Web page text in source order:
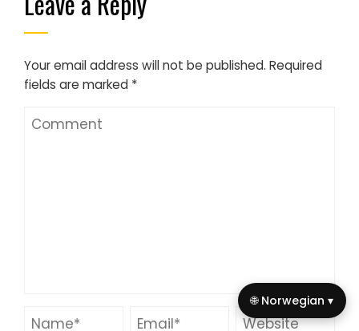
Your email address will not be published. Required
fields are marked *
🌐 Norwegian ▾